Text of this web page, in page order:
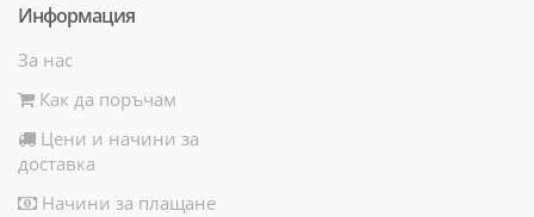
Информация
За нас
Как да поръчам
Цени и начини за
доставка
Начини за плащане